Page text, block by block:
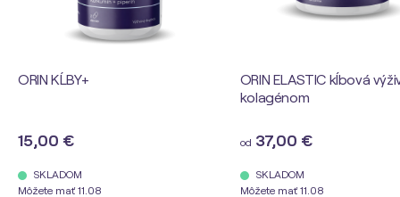
ORIN KĹBY+
15,00 €
SKLADOM
Môžete mať 11.08
ORIN ELASTIC kĺbová
kolagénom
od 37,00 €
SKLADOM
Môžete mať 11.08